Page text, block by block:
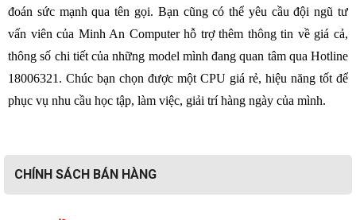
đoán sức mạnh qua tên gọi. Bạn cũng có thể yêu cầu đội ngũ tư
vấn viên của Minh An Computer hỗ trợ thêm thông tin về giá cả,
thông số chi tiết của những model mình đang quan tâm qua Hotline
18006321. Chúc bạn chọn được một CPU giá rẻ, hiệu năng tốt để
phục vụ nhu cầu học tập, làm việc, giải trí hàng ngày của mình.
CHÍNH SÁCH BÁN HÀNG